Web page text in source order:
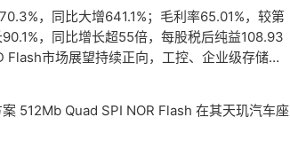
，同比大增641.1%；毛利率65.01%，较第
，同比增长超55倍，每股税后纯益108.93
市场展望持续正向，工控、企业级存储及
512Mb Quad SPI NOR Flash 在其天玑汽车座